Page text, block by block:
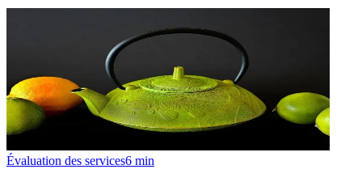
Évaluation des services6 min